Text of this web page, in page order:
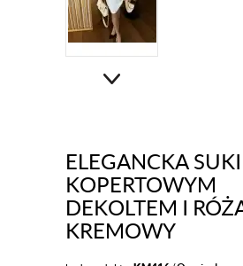
ELEGANCKA
KOPERTOWYM
DEKOLTEM I
KREMOWY